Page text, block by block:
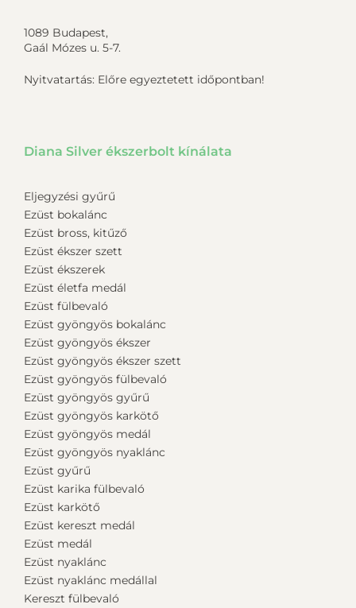
1089 Budapest,
Gaál Mózes u. 5-7.
Nyitvatartás: Előre egyeztetett időpontban!
Diana Silver ékszerbolt kínálata
Eljegyzési gyűrű
Ezüst bokalánc
Ezüst bross, kitűző
Ezüst ékszer szett
Ezüst ékszerek
Ezüst életfa medál
Ezüst fülbevaló
Ezüst gyöngyös bokalánc
Ezüst gyöngyös ékszer
Ezüst gyöngyös ékszer szett
Ezüst gyöngyös fülbevaló
Ezüst gyöngyös gyűrű
Ezüst gyöngyös karkötő
Ezüst gyöngyös medál
Ezüst gyöngyös nyaklánc
Ezüst gyűrű
Ezüst karika fülbevaló
Ezüst karkötő
Ezüst kereszt medál
Ezüst medál
Ezüst nyaklánc
Ezüst nyaklánc medállal
Kereszt fülbevaló